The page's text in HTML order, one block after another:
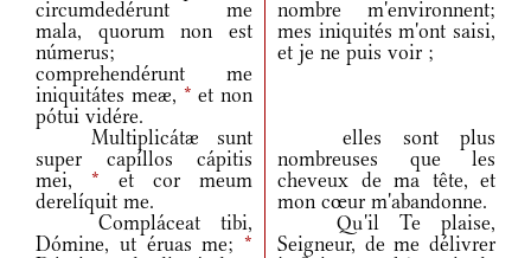
circumdedérunt me
mala, quorum non est
númerus;
comprehendérunt me
iniquitátes meæ, * et non
pótui vidére.
nombre m'environnent;
mes iniquités m'ont saisi,
et je ne puis voir ;
Multiplicátæ sunt
super capíllos cápitis
mei, * et cor meum
derelíquit me.
elles sont plus
nombreuses que les
cheveux de ma tête, et
mon cœur m'abandonne.
Compláceat tibi,
Dómine, ut éruas me; *
Qu'il Te plaise,
Seigneur, de me délivrer